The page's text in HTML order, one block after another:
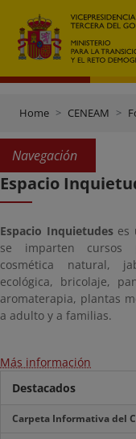
Home CENEAM
Navegación
Espacio
Espacio Inquietudeses
se imparten cursos
cosmética natural,
ecológica, bricolaje,
aromaterapia, plantas
a adulto y a familias.
Más información
Destacados
Carpeta Informativa del